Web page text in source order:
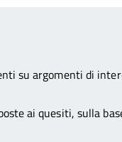
su argomenti di
ai quesiti, sulla